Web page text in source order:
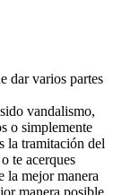
dar varios partes
vandalismo,
o simplemente
la tramitación del
te acerques
la mejor manera
manera posible.